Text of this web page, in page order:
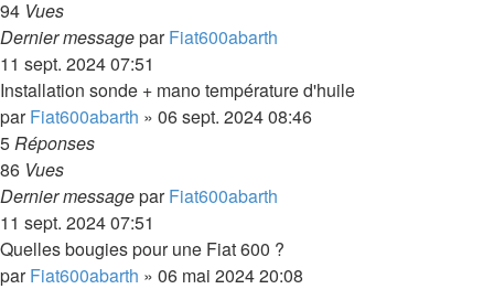
94 Vues
Dernier messageparFiat600abarth
11 sept. 2024 07:51
Installation sonde + mano température d'huile
parFiat600abarth » 06 sept. 2024 08:46
5Réponses
86 Vues
Dernier messageparFiat600abarth
11 sept. 2024 07:51
Quelles bougies pour une Fiat 600 ?
parFiat600abarth » 06 mai 2024 20:08